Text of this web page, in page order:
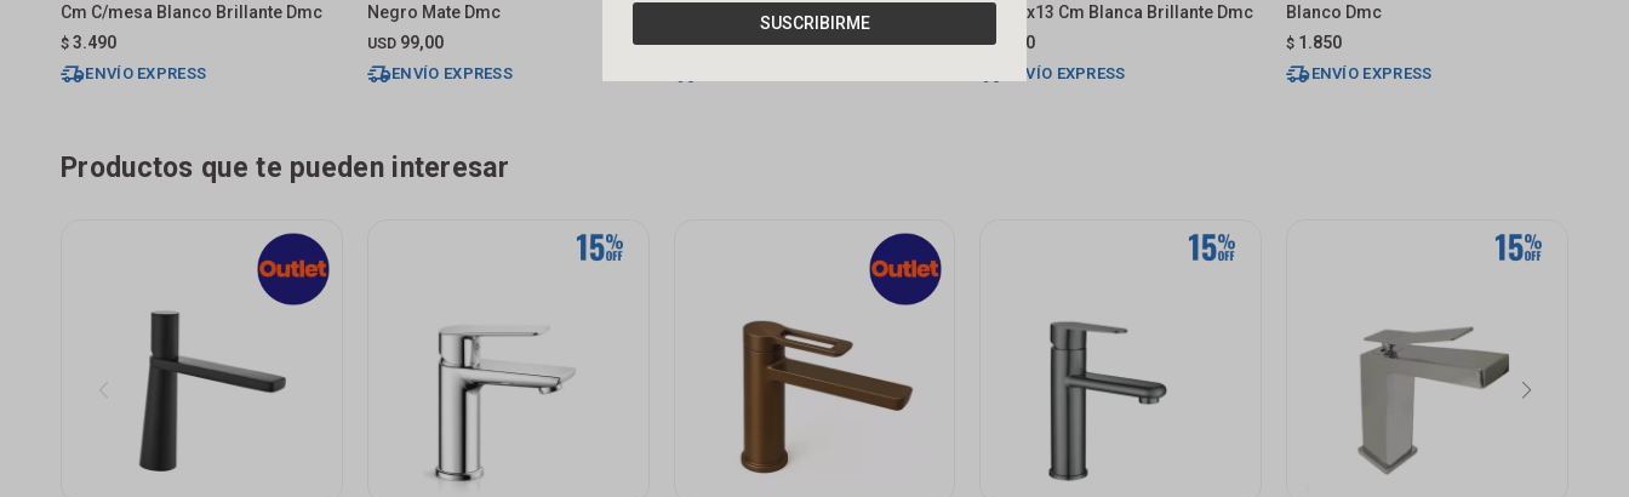
SUSCRIBIRME
Cm C/mesa Blanco Brillante Dmc
$ 3.490
ENVÍO EXPRESS
Negro Mate Dmc
USD 99,00
ENVÍO EXPRESS
Blanco Brillante Dmc
$ 1.755
46x36x13 Cm Blanca Brillante Dmc
$ 2.690
ENVÍO EXPRESS
Blanco Dmc
$ 1.850
ENVÍO EXPRESS
Productos que te pueden interesar